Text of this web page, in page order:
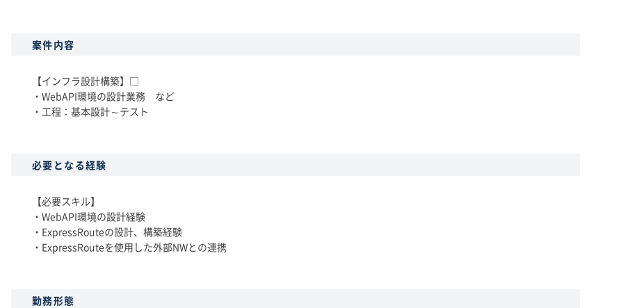
案件内容
【インフラ設計構築】□
・WebAPI環境の設計業務 など
・工程：基本設計～テスト
必要となる経験
【必要スキル】
・WebAPI環境の設計経験
・ExpressRouteの設計、構築経験
・ExpressRouteを使用した外部NWとの連携
勤務形態